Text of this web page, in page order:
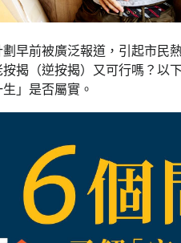
早前被廣泛報道，引起市民
揭（逆按揭）又可行嗎？以
」是否屬實。